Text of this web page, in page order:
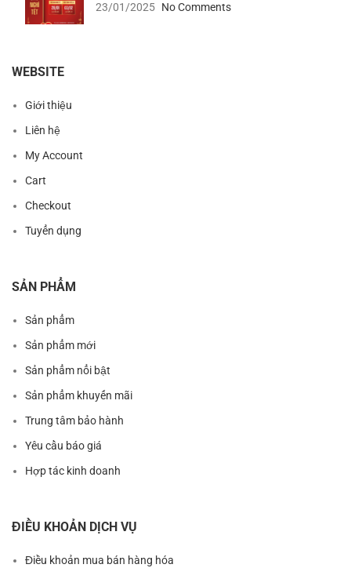
23/01/2025 No Comments
WEBSITE
Giới thiệu
Liên hệ
My Account
Cart
Checkout
Tuyển dụng
SẢN PHẨM
Sản phẩm
Sản phẩm mới
Sản phẩm nổi bật
Sản phẩm khuyến mãi
Trung tâm bảo hành
Yêu cầu báo giá
Hợp tác kinh doanh
ĐIỀU KHOẢN DỊCH VỤ
Điều khoản mua bán hàng hóa